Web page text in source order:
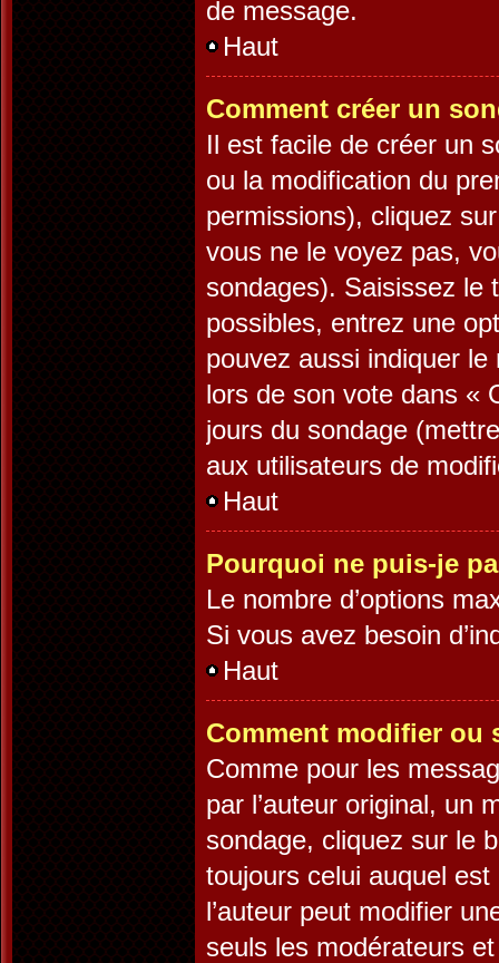
de message.
Haut
Comment créer un
Il est facile de créer un
ou la modification du
permissions), cliquez
vous ne le voyez pas,
sondages). Saisissez le
possibles, entrez une
pouvez aussi indiquer le
lors de son vote dans «
jours du sondage
aux utilisateurs de
Haut
Pourquoi ne puis-je
Le nombre d’options
Si vous avez besoin
Haut
Comment modifier ou
Comme pour les
par l’auteur original, un
sondage, cliquez sur le
toujours celui auquel
l’auteur peut modifier
seuls les modérateurs